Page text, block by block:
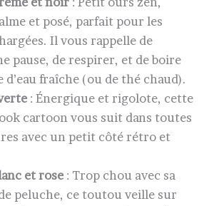
et posé, parfait pour les
Il vous rappelle de
pause, de respirer, et de boire
d’eau fraîche (ou de thé chaud).
: Énergique et rigolote, cette
cartoon vous suit dans toutes
avec un petit côté rétro et
et rose : Trop chou avec sa
peluche, ce toutou veille sur